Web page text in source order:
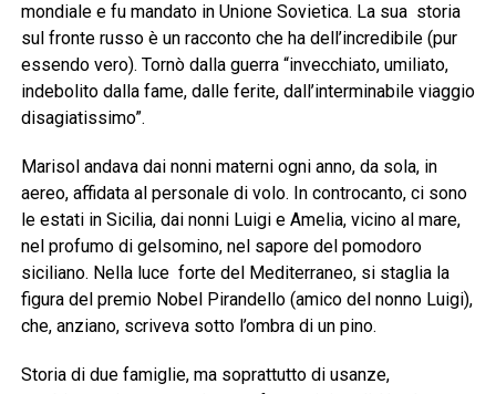
mondiale e fu mandato in Unione Sovietica. La sua storia
sul fronte russo è un racconto che ha dell’incredibile (pur
essendo vero). Tornò dalla guerra “invecchiato, umiliato,
indebolito dalla fame, dalle ferite, dall’interminabile viaggio
disagiatissimo”.
Marisol andava dai nonni materni ogni anno, da sola, in
aereo, affidata al personale di volo. In controcanto, ci sono
le estati in Sicilia, dai nonni Luigi e Amelia, vicino al mare,
nel profumo di gelsomino, nel sapore del pomodoro
siciliano. Nella luce forte del Mediterraneo, si staglia la
figura del premio Nobel Pirandello (amico del nonno Luigi),
che, anziano, scriveva sotto l’ombra di un pino.
Storia di due famiglie, ma soprattutto di usanze,